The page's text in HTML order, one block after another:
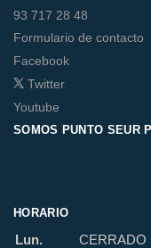
93 717 28 48
Formulario de contacto
Facebook
Twitter
Youtube
SOMOS PUNTO SEUR
HORARIO
Lun. CERRADO